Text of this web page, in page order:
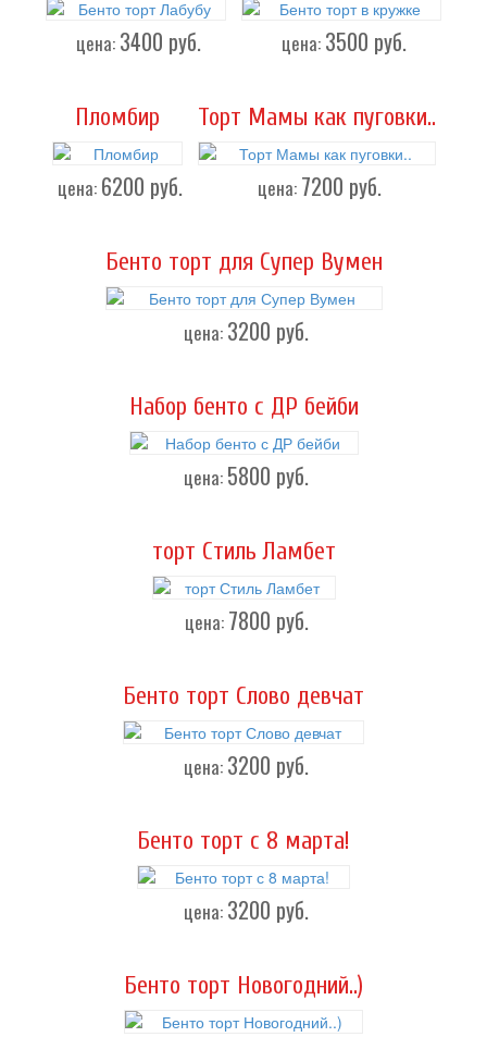
цена: 3400 руб. цена: 3500 руб.
Пломбир
цена: 6200 руб.
Торт Мамы как пуговки..
цена: 7200 руб.
Бенто торт для Супер Вумен
цена: 3200 руб.
Набор бенто с ДР бейби
цена: 5800 руб.
торт Стиль Ламбет
цена: 7800 руб.
Бенто торт Слово девчат
цена: 3200 руб.
Бенто торт с 8 марта!
цена: 3200 руб.
Бенто торт Новогодний..)